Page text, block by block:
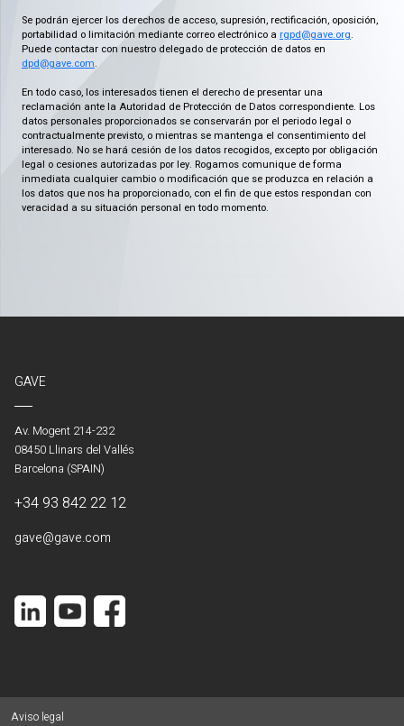
Se podrán ejercer los derechos de acceso, supresión, rectificación, oposición,
portabilidad o limitación mediante correo electrónico a rgpd@gave.org.
Puede contactar con nuestro delegado de protección de datos en
dpd@gave.com.
En todo caso, los interesados tienen el derecho de presentar una
reclamación ante la Autoridad de Protección de Datos correspondiente. Los
datos personales proporcionados se conservarán por el periodo legal o
contractualmente previsto, o mientras se mantenga el consentimiento del
interesado. No se hará cesión de los datos recogidos, excepto por obligación
legal o cesiones autorizadas por ley. Rogamos comunique de forma
inmediata cualquier cambio o modificación que se produzca en relación a
los datos que nos ha proporcionado, con el fin de que estos respondan con
veracidad a su situación personal en todo momento.
GAVE
Av. Mogent 214-232
08450 Llinars del Vallés
Barcelona (SPAIN)
+34 93 842 22 12
gave@gave.com
Aviso legal